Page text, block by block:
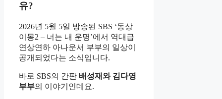
유?
2026년 5월 5일 방송된 SBS ‘동상
이몽2 – 너는 내 운명’에서 역대급
연상연하 아나운서 부부의 일상이
공개되었다는 소식입니다.
바로 SBS의 간판 배성재와 김다영
부부의 이야기인데요.